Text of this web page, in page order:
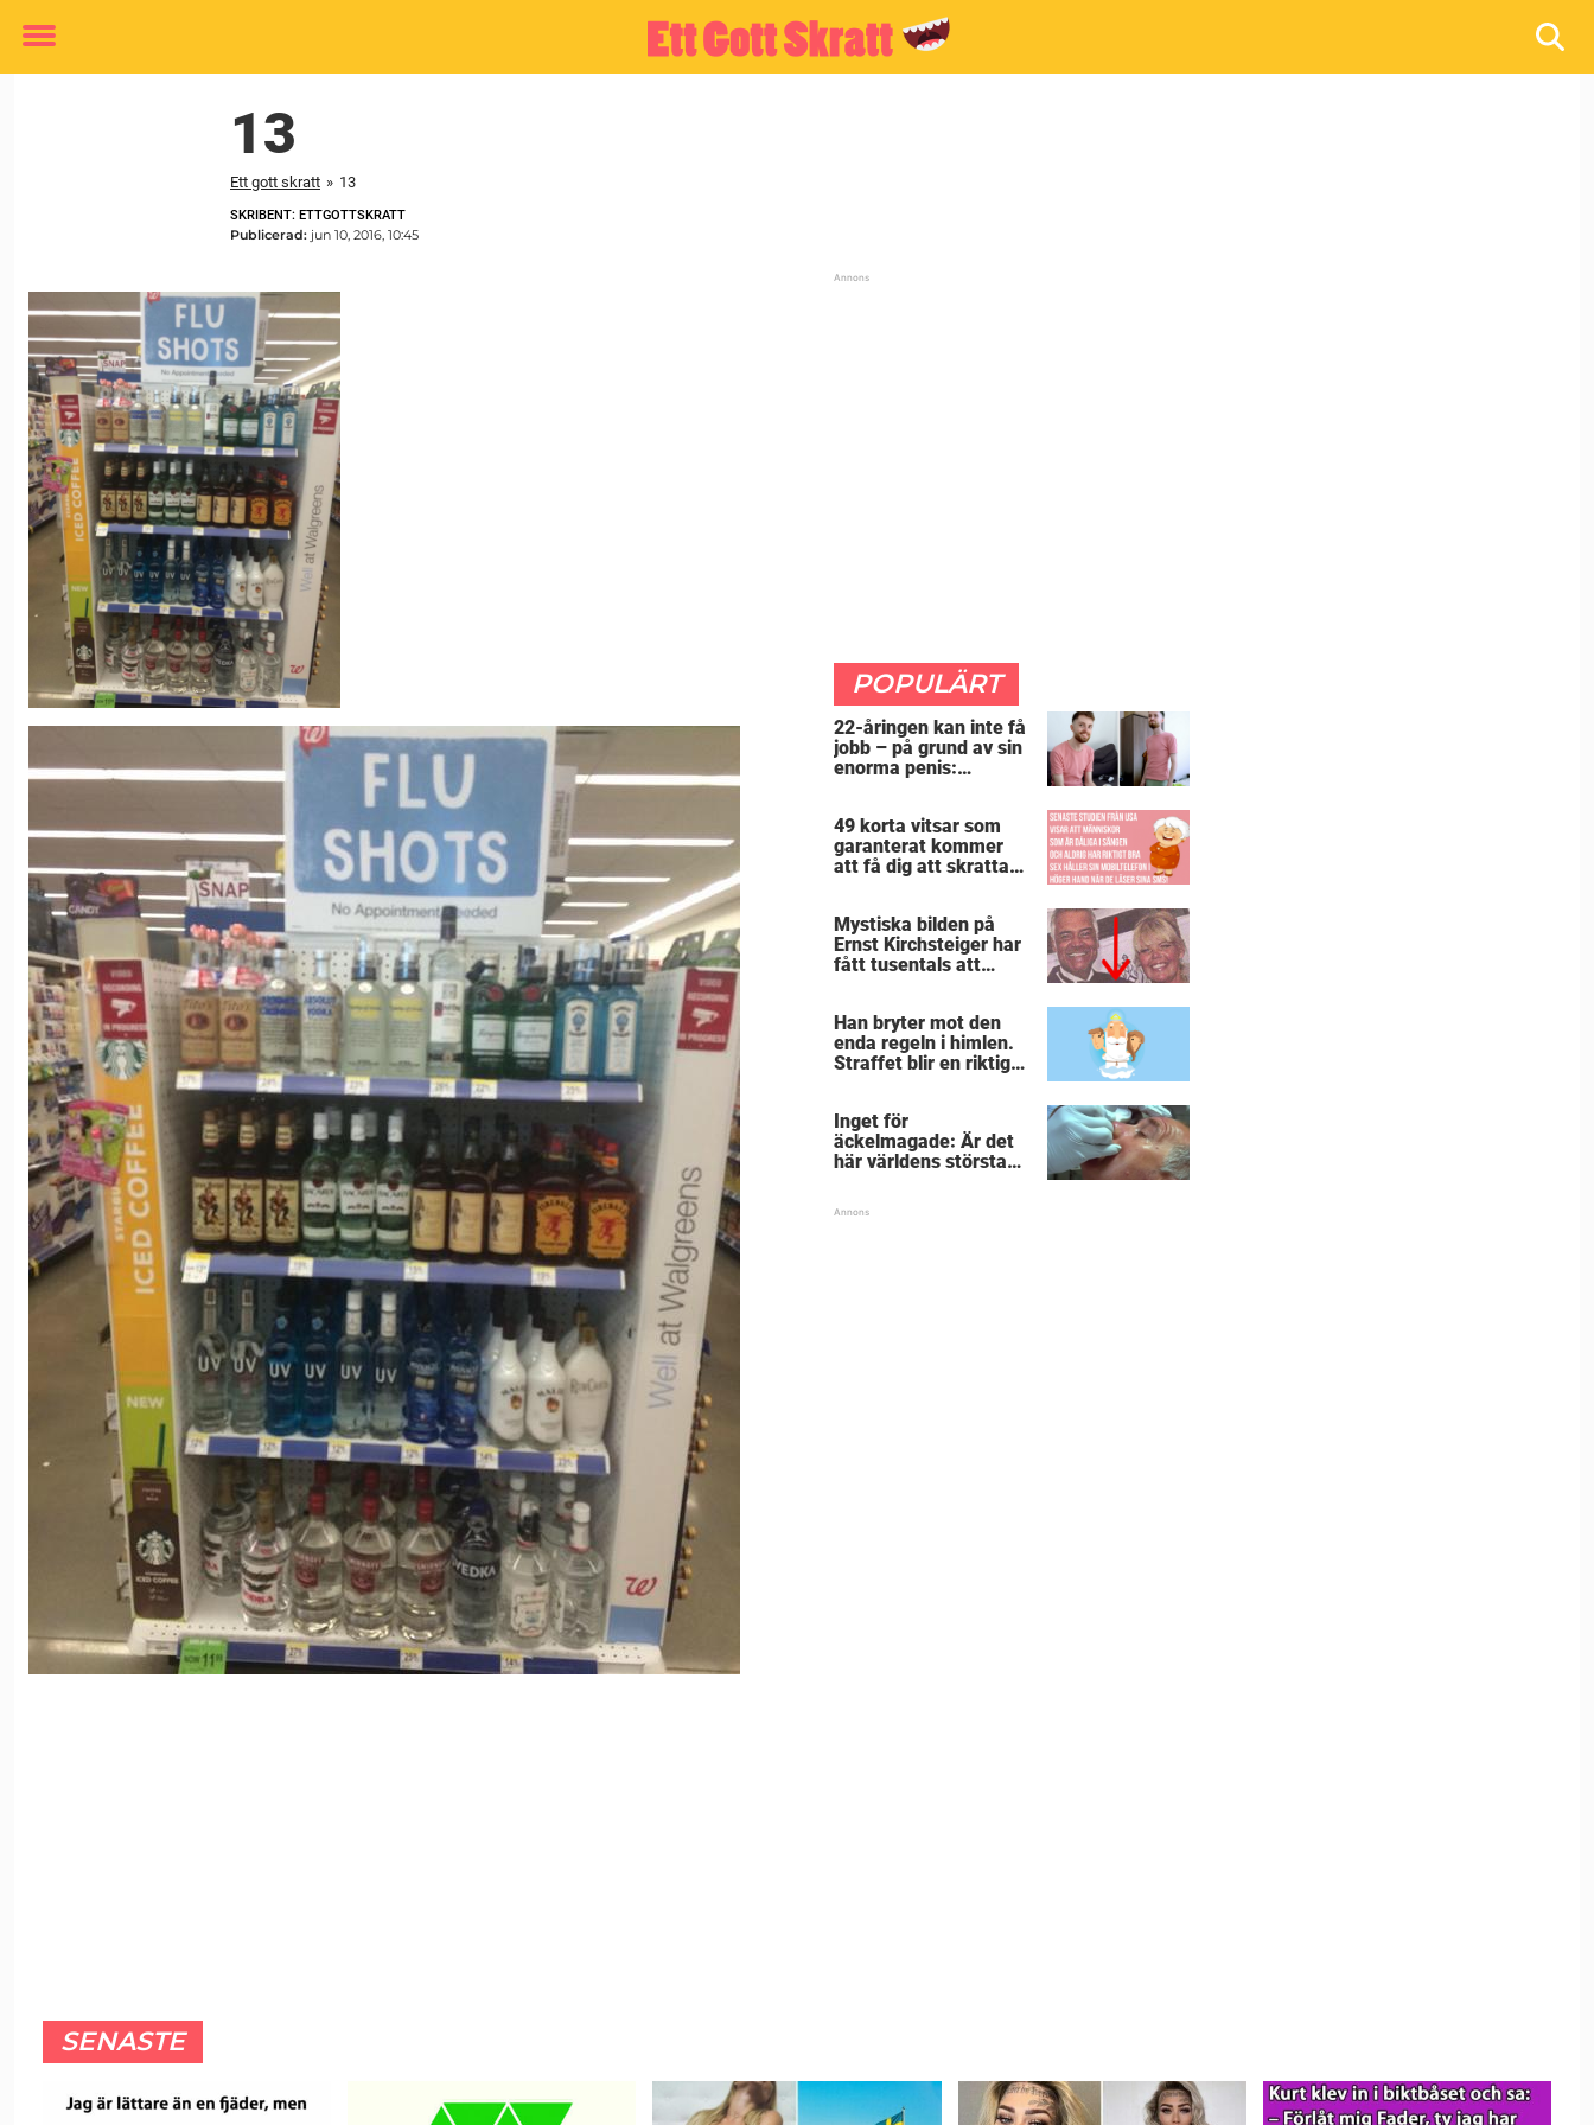
Toggle
13
Ett gott skratt » 13
SKRIBENT: ETTGOTTSKRATT
Publicerad: jun 10, 2016, 10:45
POPULÄRT
22-åringen kan inte få
jobb – på grund av sin
enorma penis:
49 korta vitsar som
garanterat kommer
att få dig att skratta
Mystiska bilden på
Ernst Kirchsteiger har
fått tusentals att
Han bryter mot den
enda regeln i himlen.
Straffet blir en riktigt
Inget för
äckelmagade: Är det
här världens största
SENASTE